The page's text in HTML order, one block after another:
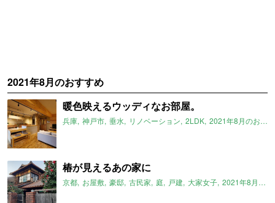
2021年8月のおすすめ
暖色映えるウッディなお部屋。
兵庫 神戸市 垂水 リノベーション 2LDK 2021年8月のおすすめ
椿が見えるあの家に
京都 お屋敷 豪邸 古民家 庭 戸建 大家女子 2021年8月のおすすめ